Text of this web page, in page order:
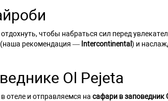
чтобы набраться сил перед
(наша рекомендация — Intercontinental) и
Ol Pejeta
отеле и отправляемся на сафари в заповедник